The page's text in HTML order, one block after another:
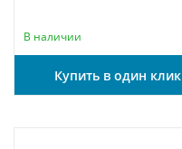
В наличии
Купить в один клик